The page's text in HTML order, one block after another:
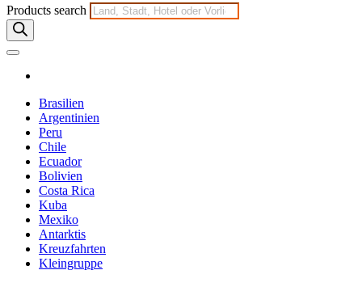
Products search
Brasilien
Argentinien
Peru
Chile
Ecuador
Bolivien
Costa Rica
Kuba
Mexiko
Antarktis
Kreuzfahrten
Kleingruppe